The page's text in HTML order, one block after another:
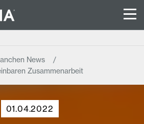
News
Zusammenarbeit
01.04.2022